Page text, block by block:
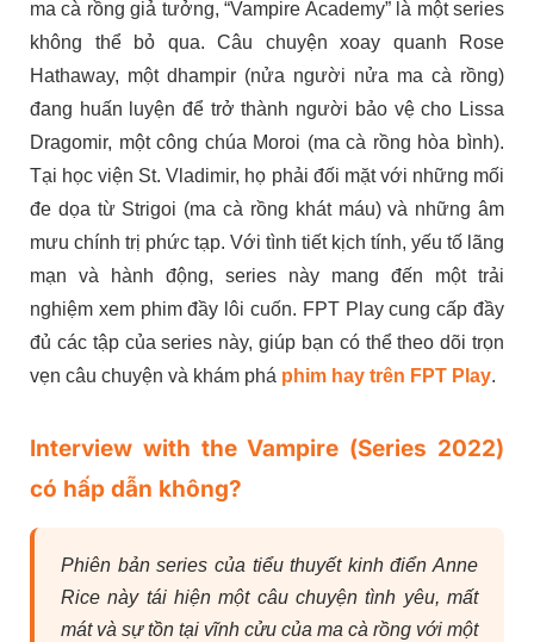
ma cà rồng giả tưởng, “Vampire Academy” là một series
không thể bỏ qua. Câu chuyện xoay quanh Rose
Hathaway, một dhampir (nửa người nửa ma cà rồng)
đang huấn luyện để trở thành người bảo vệ cho Lissa
Dragomir, một công chúa Moroi (ma cà rồng hòa bình).
Tại học viện St. Vladimir, họ phải đối mặt với những mối
đe dọa từ Strigoi (ma cà rồng khát máu) và những âm
mưu chính trị phức tạp. Với tình tiết kịch tính, yếu tố lãng
mạn và hành động, series này mang đến một trải
nghiệm xem phim đầy lôi cuốn. FPT Play cung cấp đầy
đủ các tập của series này, giúp bạn có thể theo dõi trọn
vẹn câu chuyện và khám phá phim hay trên FPT Play.
Interview with the Vampire (Series 2022)
có hấp dẫn không?
Phiên bản series của tiểu thuyết kinh điển Anne
Rice này tái hiện một câu chuyện tình yêu, mất
mát và sự tồn tại vĩnh cửu của ma cà rồng với một